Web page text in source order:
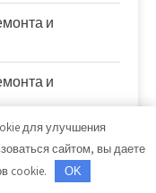
и
и
и
для улучшения
сайтом, вы даете
cookie.
OK